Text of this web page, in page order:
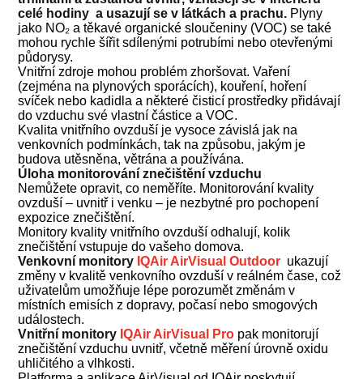
celé hodiny a usazují se v látkách a prachu. Plyny
jako NO₂ a těkavé organické sloučeniny (VOC) se také
mohou rychle šířit sdílenými potrubími nebo otevřenými
půdorysy.
Vnitřní zdroje mohou problém zhoršovat. Vaření
(zejména na plynových sporácích), kouření, hoření
svíček nebo kadidla a některé čisticí prostředky přidávají
do vzduchu své vlastní částice a VOC.
Kvalita vnitřního ovzduší je vysoce závislá jak na
venkovních podmínkách, tak na způsobu, jakým je
budova utěsněna, větrána a používána.
Úloha monitorování znečištění vzduchu
Nemůžete opravit, co neměříte. Monitorování kvality
ovzduší – uvnitř i venku – je nezbytné pro pochopení
expozice znečištění.
Monitory kvality vnitřního ovzduší odhalují, kolik
znečištění vstupuje do vašeho domova.
Venkovní monitory IQAir AirVisual Outdoor ukazují
změny v kvalitě venkovního ovzduší v reálném čase, což
uživatelům umožňuje lépe porozumět změnám v
místních emisích z dopravy, počasí nebo smogových
událostech.
Vnitřní monitory IQAir AirVisual Pro pak monitorují
znečištění vzduchu uvnitř, včetně měření úrovně oxidu
uhličitého a vlhkosti.